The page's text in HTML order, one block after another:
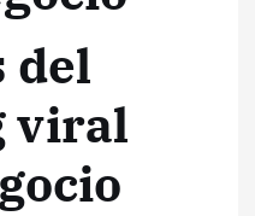
del
viral